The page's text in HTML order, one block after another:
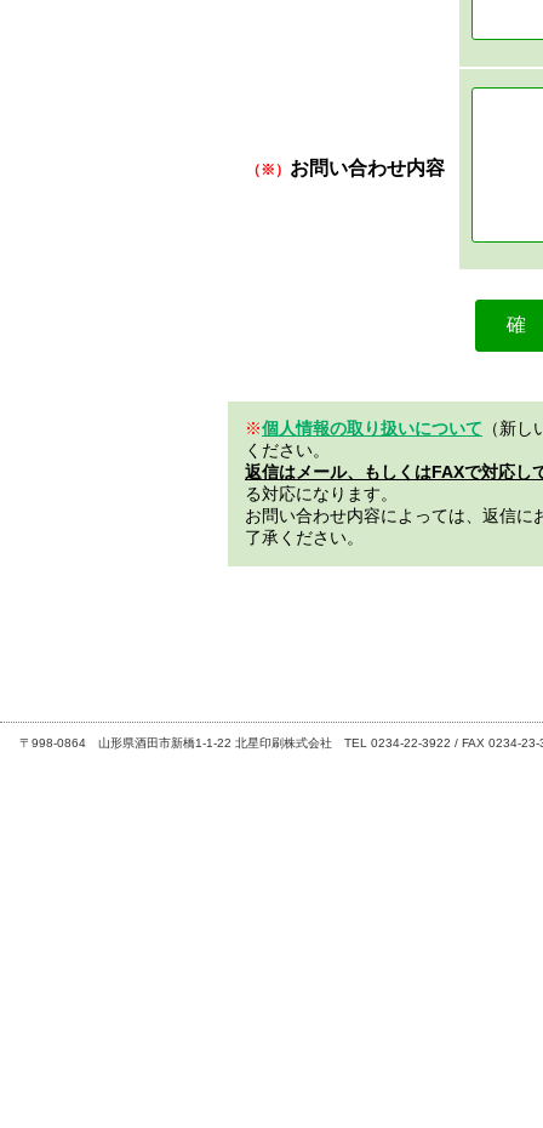
（※） お問い合わせ内容
※個人情報の取り扱いについて （新
ください。
返信はメール、もしくはFAXで対応し
る対応になります。
お問い合わせ内容によっては、返信
了承ください。
〒998-0864 山形県酒田市新橋1-1-22 北星印刷株式会社 TEL 0234-22-3922 / FAX 0234-